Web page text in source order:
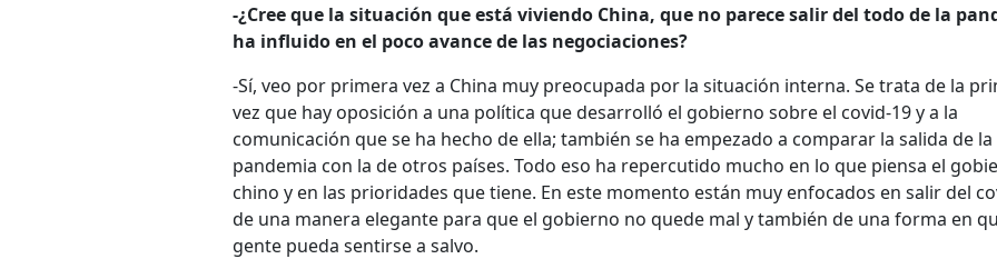
-¿Cree que la situación que está viviendo China, que no parece salir del todo de la
ha influido en el poco avance de las negociaciones?
-Sí, veo por primera vez a China muy preocupada por la situación interna. Se trata de la
vez que hay oposición a una política que desarrolló el gobierno sobre el covid-19 y a la
comunicación que se ha hecho de ella; también se ha empezado a comparar la salida de la
pandemia con la de otros países. Todo eso ha repercutido mucho en lo que piensa el
chino y en las prioridades que tiene. En este momento están muy enfocados en salir del
de una manera elegante para que el gobierno no quede mal y también de una forma en
gente pueda sentirse a salvo.